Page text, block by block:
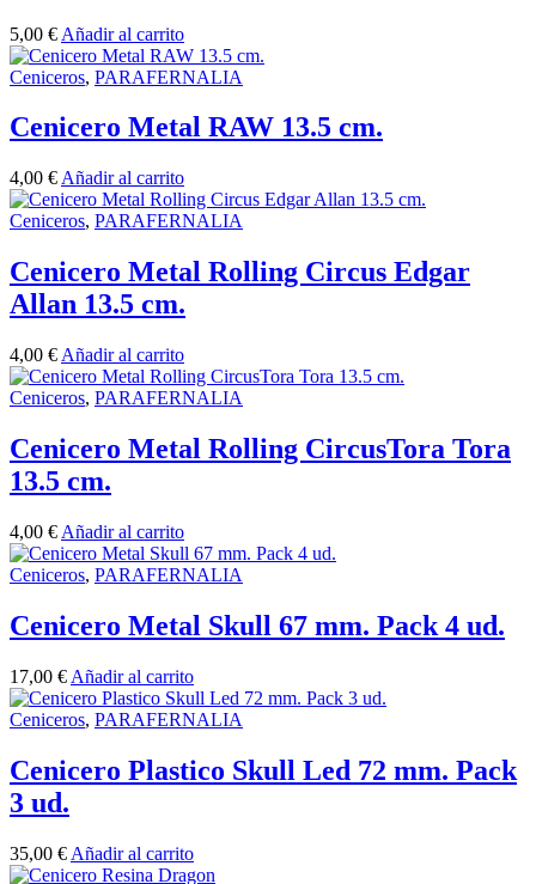
5,00 € Añadir al carrito
Ceniceros, PARAFERNALIA
Cenicero Metal RAW 13.5 cm.
4,00 € Añadir al carrito
Ceniceros, PARAFERNALIA
Cenicero Metal Rolling Circus Edgar
Allan 13.5 cm.
4,00 € Añadir al carrito
Ceniceros, PARAFERNALIA
Cenicero Metal Rolling CircusTora Tora
13.5 cm.
4,00 € Añadir al carrito
Ceniceros, PARAFERNALIA
Cenicero Metal Skull 67 mm. Pack 4 ud.
17,00 € Añadir al carrito
Ceniceros, PARAFERNALIA
Cenicero Plastico Skull Led 72 mm. Pack
3 ud.
35,00 € Añadir al carrito